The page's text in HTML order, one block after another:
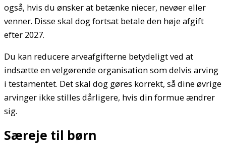
også, hvis du ønsker at betænke niecer, nevøer eller
venner. Disse skal dog fortsat betale den høje afgift
efter 2027.
Du kan reducere arveafgifterne betydeligt ved at
indsætte en velgørende organisation som delvis arving
i testamentet. Det skal dog gøres korrekt, så dine øvrige
arvinger ikke stilles dårligere, hvis din formue ændrer
sig.
Særeje til børn